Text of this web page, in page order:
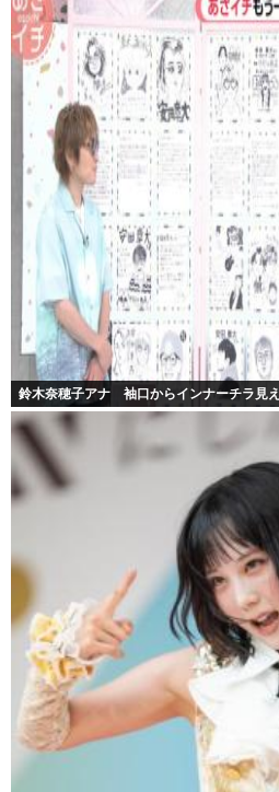
鈴木奈穂子アナ 袖口からインナーチラ見え